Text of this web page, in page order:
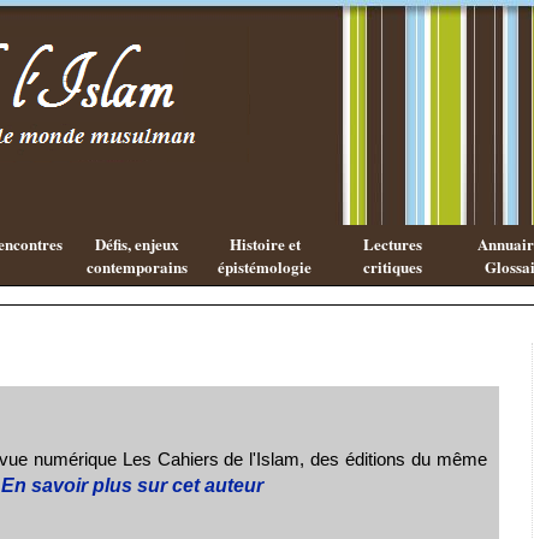
Islamique ?
Défis, enjeux
contemporains
Histoire et
épistémologie
Lectures
critiques
numérique Les Cahiers de l'Islam, des éditions du même
En savoir plus sur cet auteur